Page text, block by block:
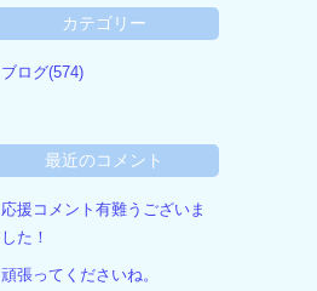
カテゴリー
ブログ(574)
最近のコメント
応援コメント有難うございま
した！
頑張ってくださいね。